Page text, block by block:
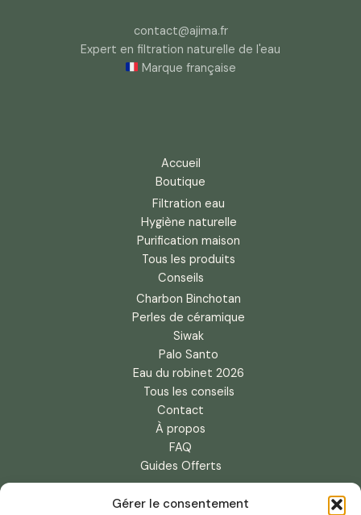
Gérer le consentement
contact@ajima.fr
Expert en filtration naturelle de l'eau
Marque française
Accueil
Boutique
Filtration eau
Hygiène naturelle
Purification maison
Tous les produits
Conseils
Charbon Binchotan
Perles de céramique
Siwak
Palo Santo
Eau du robinet 2026
Tous les conseils
Contact
À propos
FAQ
Guides Offerts
Guide Charbon Binchotan
Guide Perles Céramique